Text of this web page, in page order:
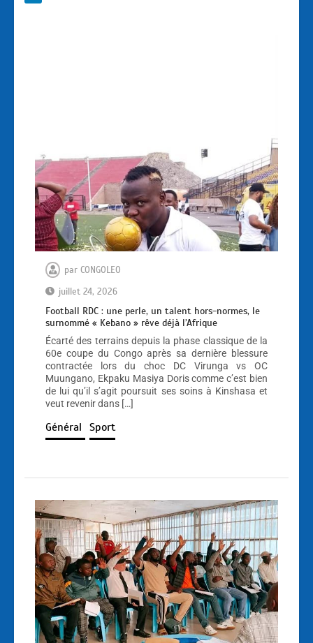
par CONGOLEO
juillet 24, 2026
Football RDC : une perle, un talent hors-normes, le
surnommé « Kebano » rêve déjà l’Afrique
Écarté des terrains depuis la phase classique de la
60e coupe du Congo après sa dernière blessure
contractée lors du choc DC Virunga vs OC
Muungano, Ekpaku Masiya Doris comme c’est bien
de lui qu’il s’agit poursuit ses soins à Kinshasa et
veut revenir dans […]
Général Sport